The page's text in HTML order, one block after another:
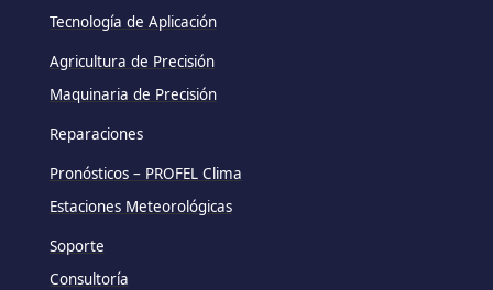
Tecnología de Aplicación
Agricultura de Precisión
Maquinaria de Precisión
Reparaciones
Pronósticos – PROFEL Clima
Estaciones Meteorológicas
Soporte
Consultoría